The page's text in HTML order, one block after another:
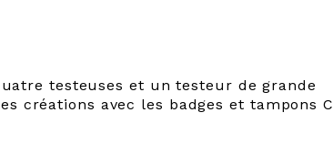
testeuses et un testeur de grande
créations avec les badges et tampons